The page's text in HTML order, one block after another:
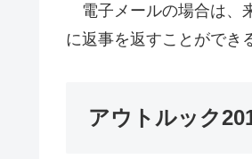
電子メールの場合は、
に返事を返すことができ
アウトルック